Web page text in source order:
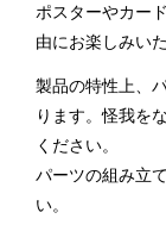
ポスターやカー
由にお楽しみい
製品の特性上、
ります。怪我を
ください。
パーツの組み立
い。